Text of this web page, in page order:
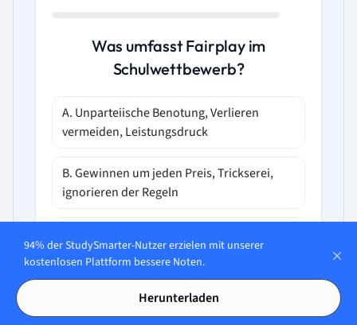
Was umfasst Fairplay im
Schulwettbewerb?
A. Unparteiische Benotung, Verlieren
vermeiden, Leistungsdruck
B. Gewinnen um jeden Preis, Trickserei,
ignorieren der Regeln
respektvolles Verhalten
D. Harte Konkurrenz, Verheimlichung von
Strategien, Manipulation
94% der StudySmarter-Nutzer erzielen mit unserer
kostenlosen Plattform bessere Noten.
Herunterladen